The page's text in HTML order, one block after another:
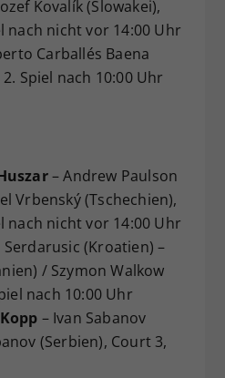
Kovalík (Slowakei),
nach nicht vor 14:00 Uhr
Carballés Baena
Spiel nach 10:00 Uhr
– Andrew Paulson
Vrbenský (Tschechien),
nach nicht vor 14:00 Uhr
(Kroatien) –
/ Szymon Walkow
nach 10:00 Uhr
– Ivan Sabanov
(Serbien), Court 3,